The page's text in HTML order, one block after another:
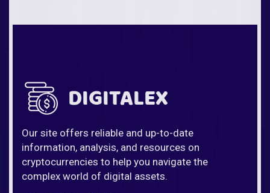
Our site offers reliable and up-to-date
information, analysis, and resources on
cryptocurrencies to help you navigate the
complex world of digital assets.